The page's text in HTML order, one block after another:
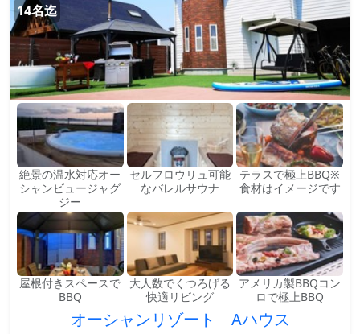
14名迄
絶景の温水対応オー
シャンビュージャグ
ジー
セルフロウリュ可能
なバレルサウナ
テラスで極上BBQ※
食材はイメージです
屋根付きスペースで
BBQ
大人数でくつろげる
快適リビング
アメリカ製BBQコン
ロで極上BBQ
オーシャンリゾート Aハウス